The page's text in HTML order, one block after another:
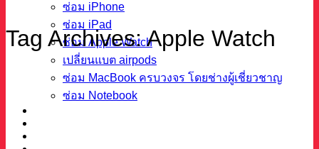
ซ่อม iPhone
ซ่อม iPad
ซ่อม Apple Watch
เปลี่ยนแบต airpods
ซ่อม MacBook ครบวงจร โดยช่างผู้เชี่ยวชาญ
ซ่อม Notebook
Tag Archives:Apple Watch